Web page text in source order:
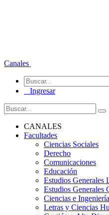
Canales
Ingresar
CANALES
Facultades
Ciencias Sociales
Derecho
Comunicaciones
Educación
Estudios Generales
Estudios Generales
Ciencias e Ingeniería
Letras y Ciencias